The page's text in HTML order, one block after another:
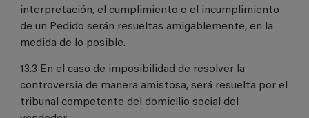
interpretación, el cumplimiento o el incumplimiento
de un Pedido serán resueltas amigablemente, en la
medida de lo posible.
13.3 En el caso de imposibilidad de resolver la
controversia de manera amistosa, será resuelta por el
tribunal competente del domicilio social del